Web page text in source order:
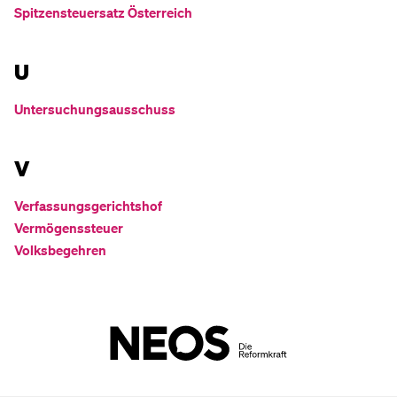
Spitzensteuersatz Österreich
U
Untersuchungsausschuss
V
Verfassungsgerichtshof
Vermögenssteuer
Volksbegehren